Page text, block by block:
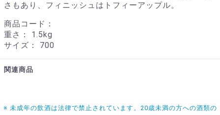
さもあり、フィニッシュはトフィーアップル。
商品コード：
重さ： 1.5kg
サイズ： 700
関連商品
※ 未成年の飲酒は法律で禁止されています。20歳未満の方への酒類の